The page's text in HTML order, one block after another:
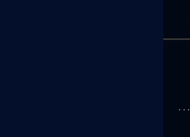
Leones Negros Guadalajara